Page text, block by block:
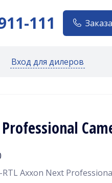
111
Вход для дилеров
RTL Axxon Next